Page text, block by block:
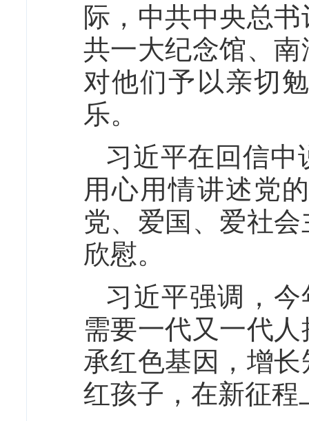
际，中共中央总
共一大纪念馆、
对他们予以亲切
乐。
习近平在回信中
用心用情讲述党
党、爱国、爱社
欣慰。
习近平强调，
需要一代又一代
承红色基因，增
红孩子，在新征